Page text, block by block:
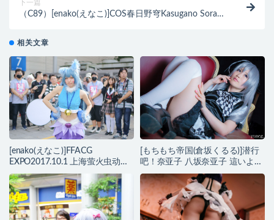
下一篇
（C89）[enako(えなこ)]COS春日野穹Kasugano Sora、
相关文章
[enako(えなこ)]FFACG
EXPO2017.10.1 上海萤火虫动漫
展
[もちもち帝国(倉坂くるる)]潜行
吧！奈亚子 八坂奈亚子 這いよ
れ！ニャル子さん